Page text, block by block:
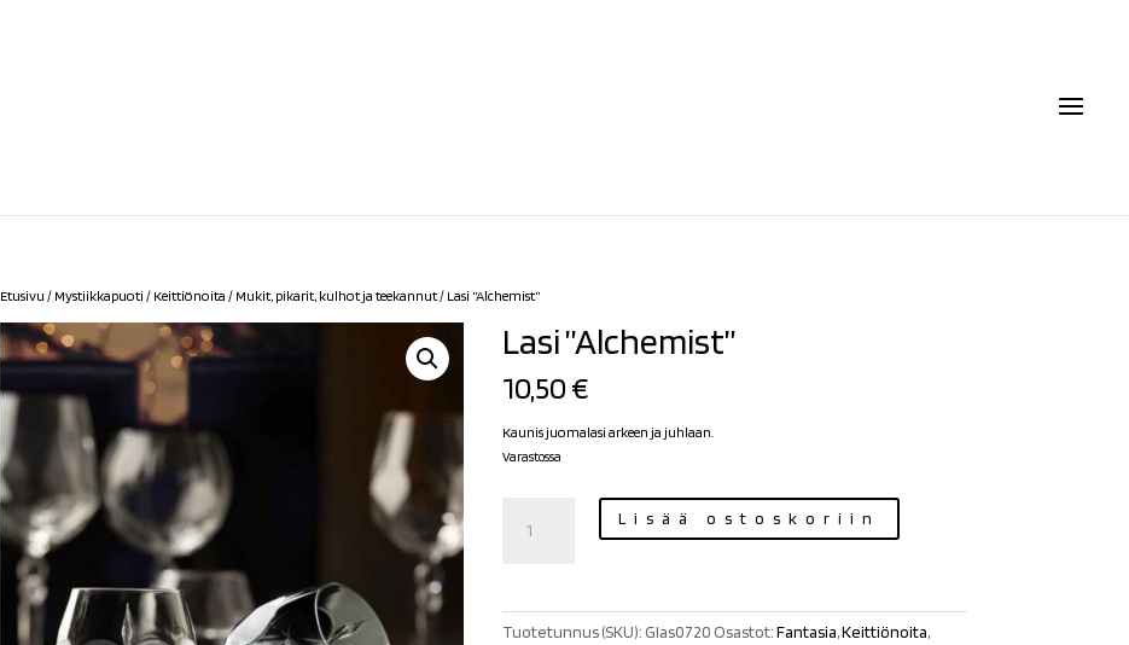
Etusivu / Mystiikkapuoti / Keittiönoita / Mukit, pikarit, kulhot ja teekannut/ Lasi ”Alchemist”
Lasi ”Alchemist”
10,50€
Kaunis juomalasi arkeen ja juhlaan.
Varastossa
"Alchemist"
Lisää ostoskoriin
Tuotetunnus (SKU): Glas0720 Osastot:Fantasia,Keittiönoita,